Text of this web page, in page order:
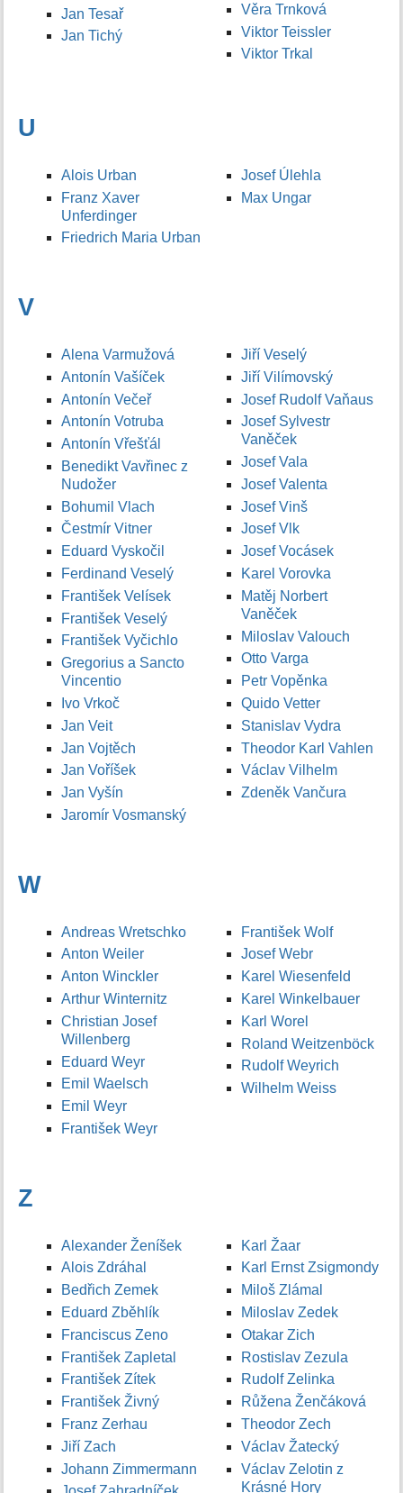
Jan Tesař
Jan Tichý
Věra Trnková
Viktor Teissler
Viktor Trkal
U
Alois Urban
Franz Xaver
Unferdinger
Friedrich Maria Urban
Josef Úlehla
Max Ungar
V
Alena Varmužová
Antonín Vašíček
Antonín Večeř
Antonín Votruba
Antonín Vřešťál
Benedikt Vavřinec z
Nudožer
Bohumil Vlach
Čestmír Vitner
Eduard Vyskočil
Ferdinand Veselý
František Velísek
František Veselý
František Vyčichlo
Gregorius a Sancto
Vincentio
Ivo Vrkoč
Jan Veit
Jan Vojtěch
Jan Voříšek
Jan Vyšín
Jaromír Vosmanský
Jiří Veselý
Jiří Vilímovský
Josef Rudolf Vaňaus
Josef Sylvestr
Vaněček
Josef Vala
Josef Valenta
Josef Vinš
Josef Vlk
Josef Vocásek
Karel Vorovka
Matěj Norbert
Vaněček
Miloslav Valouch
Otto Varga
Petr Vopěnka
Quido Vetter
Stanislav Vydra
Theodor Karl Vahlen
Václav Vilhelm
Zdeněk Vančura
W
Andreas Wretschko
Anton Weiler
Anton Winckler
Arthur Winternitz
Christian Josef
Willenberg
Eduard Weyr
Emil Waelsch
Emil Weyr
František Weyr
František Wolf
Josef Webr
Karel Wiesenfeld
Karel Winkelbauer
Karl Worel
Roland Weitzenböck
Rudolf Weyrich
Wilhelm Weiss
Z
Alexander Ženíšek
Alois Zdráhal
Bedřich Zemek
Eduard Zběhlík
Franciscus Zeno
František Zapletal
František Zítek
František Živný
Franz Zerhau
Jiří Zach
Johann Zimmermann
Karl Žaar
Karl Ernst Zsigmondy
Miloš Zlámal
Miloslav Zedek
Otakar Zich
Rostislav Zezula
Rudolf Zelinka
Růžena Ženčáková
Theodor Zech
Václav Žatecký
Václav Zelotin z
Krásné Hory